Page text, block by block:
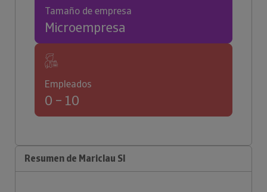
Tamaño de empresa
Microempresa
Empleados
0 – 10
Resumen de Mariclau Sl